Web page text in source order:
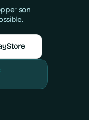
son